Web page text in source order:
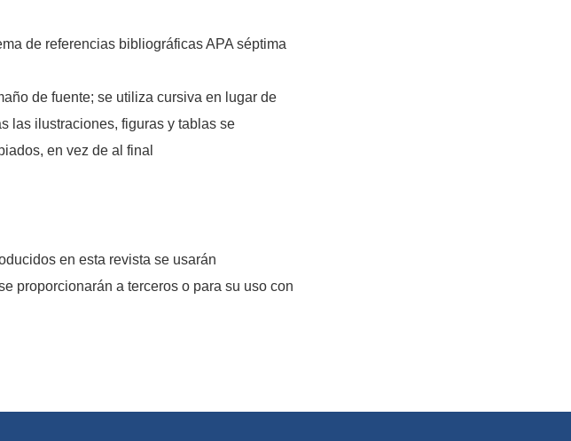
de referencias bibliográficas APA séptima
de fuente; se utiliza cursiva en lugar de
las ilustraciones, figuras y tablas se
en vez de al final
en esta revista se usarán
proporcionarán a terceros o para su uso con